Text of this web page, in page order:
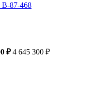
В-87-468
₽ 4 645 300 ₽